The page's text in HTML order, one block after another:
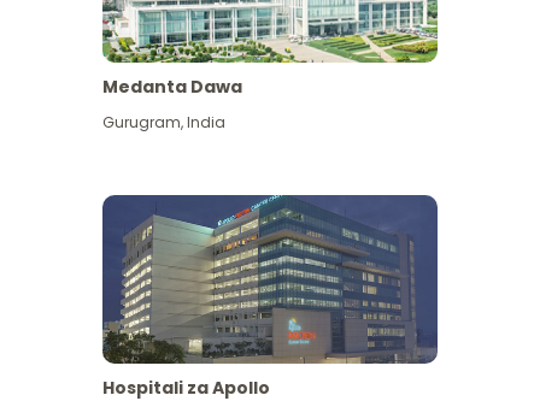
Medanta Dawa
Gurugram,India
Hospitali za Apollo